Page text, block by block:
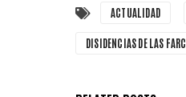
ACTUALIDAD
DISIDENCIAS DE LAS FARC